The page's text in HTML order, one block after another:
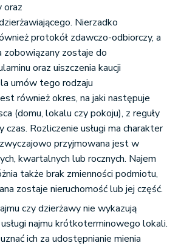
oraz
Nierzadko
protokół zdawczo-odbiorczy, a
zobowiązany zostaje do
oraz uiszczenia kaucji
umów tego rodzaju
również okres, na jaki następuje
(domu, lokalu czy pokoju), z reguły
czas. Rozliczenie usługi ma charakter
przyjmowana jest w
kwartalnych lub rocznych. Najem
także brak zmienności podmiotu,
zostaje nieruchomość lub jej część.
czy dzierżawy nie wykazują
najmu krótkoterminowego lokali.
ich za udostępnianie mienia